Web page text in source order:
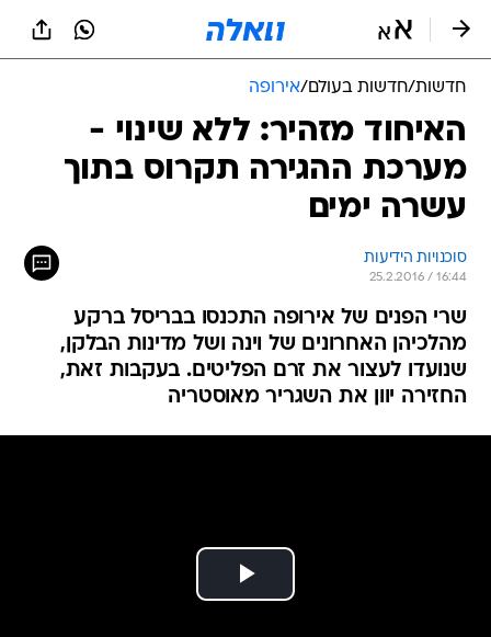
חדשות/חדשות בעולם/אירופה
האיחוד מזהיר: ללא שינוי -
מערכת ההגירה תקרוס בתוך
עשרה ימים
סוכנויות הידיעות
25.2.2016 / 16:44
שרי הפנים של אירופה התכנסו בבריסל ברקע
מהלכיהן האחרונים של וינה ושל מדינות הבלקן,
שנועדו לעצור את זרם הפליטים. בעקבות זאת,
החזירה יוון את השגריר מאוסטריה